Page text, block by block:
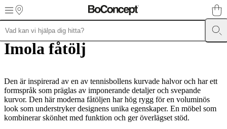
Skip to main content
MöblerSoffor StolarBordFörvaring Mattor
samlingarStolssamlingarStolar
läderkollektionOutletRumVardagsrumMatrumSovrum
ytorHemmakontorBoConcept
+
Helena
ChristensenInspirationKundtjänstKontakta
Imola fåtölj
Den är inspirerad av en av tennisbollens kurvade halvor och har ett
formspråk som präglas av imponerande detaljer och svepande
kurvor. Den här moderna fåtöljen har hög rygg för en voluminös
look som understryker designens unika egenskaper. En möbel som
kombinerar skönhet med funktion och ger överlägset stöd.